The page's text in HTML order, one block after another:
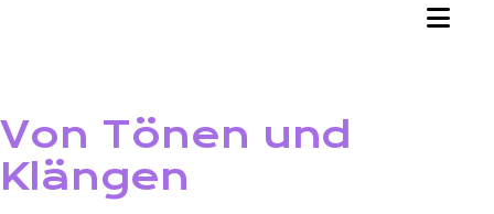
Von Tönen und
Klängen